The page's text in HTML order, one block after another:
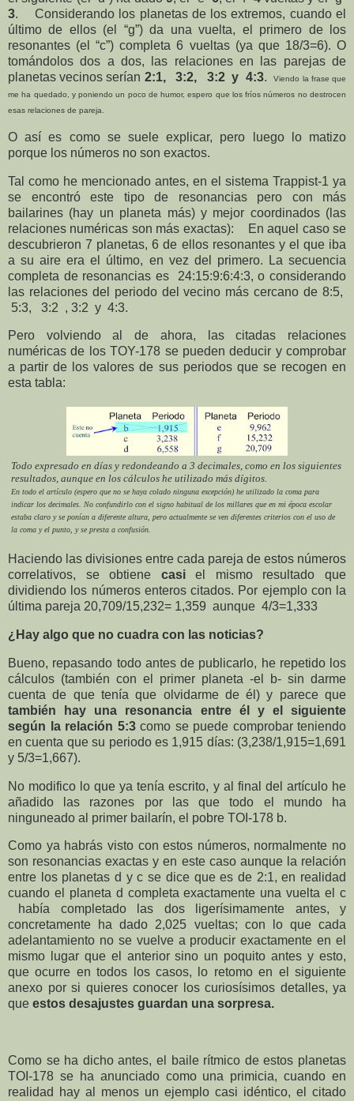
3. Considerando los planetas de los extremos, cuando el
último de ellos (el “g”) da una vuelta, el primero de los
resonantes (el “c”) completa 6 vueltas (ya que 18/3=6). O
tomándolos dos a dos, las relaciones en las parejas de
planetas vecinos serían 2:1, 3:2, 3:2 y 4:3.Viendo la frase que
me ha quedado, y poniendo un poco de humor, espero que los fríos números no destrocen
esas relaciones de pareja.
O así es como se suele explicar, pero luego lo matizo
porque los números no son exactos.
Tal como he mencionado antes, en el sistema Trappist-1 ya
se encontró este tipo de resonancias pero con más
bailarines (hay un planeta más) y mejor coordinados (las
relaciones numéricas son más exactas): En aquel caso se
descubrieron 7 planetas, 6 de ellos resonantes y el que iba
a su aire era el último, en vez del primero. La secuencia
completa de resonancias es
24:15:9:6:4:3, o considerando
las relaciones del periodo del vecino más cercano de 8:5,
5:3, 3:2 , 3:2 y 4:3.
Pero volviendo al de ahora, las citadas relaciones
numéricas de los TOY-178 se pueden deducir y comprobar
a partir de los valores de sus periodos que se recogen en
esta tabla:
Todo expresado en días y redondeando a 3 decimales, como en los siguientes
resultados, aunque en los cálculos he utilizado más dígitos.
En todo el artículo (espero que no se haya colado ninguna excepción) he utilizado la coma para
indicar los decimales. No confundirlo con el signo habitual de los millares que en mi época escolar
estaba claro y se ponían a diferente altura, pero actualmente se ven diferentes criterios con el uso de
la coma y el punto, y se presta a confusión.
Haciendo las divisiones entre cada pareja de estos números
correlativos, se obtiene casiel mismo resultado que
dividiendo los números enteros citados. Por ejemplo con la
última pareja 20,709/15,232= 1,359 aunque 4/3=1,333
¿Hay algo que no cuadra con las noticias?
Bueno, repasando todo antes de publicarlo, he repetido los
cálculos (también con el primer planeta -el b- sin darme
cuenta de que tenía que olvidarme de él) y parece que
también hay una resonancia entre él y el siguiente
según la relación 5:3como se puede comprobar teniendo
en cuenta que su periodo es 1,915 días: (3,238/1,915=1,691
y 5/3=1,667).
No modifico lo que ya tenía escrito, y al final del artículo he
añadido las razones por las que todo el mundo ha
ninguneado al primer bailarín, el pobre TOI-178 b.
Como ya habrás visto con estos números, normalmente no
son resonancias exactas y en este caso aunque la relación
entre los planetas d y c se dice que es de 2:1, en realidad
cuando el planeta d completa exactamente una vuelta el c
había completado
las dos
ligerísimamente antes, y
concretamente ha dado 2,025 vueltas; con lo que cada
adelantamiento no se vuelve a producir exactamente en el
mismo lugar que el anterior sino un poquito antes y esto,
que ocurre en todos los casos, lo retomo en el siguiente
anexo por si quieres conocer los curiosísimos detalles, ya
que estos desajustes guardan una sorpresa.
Como se ha dicho antes, el baile rítmico de estos planetas
TOI-178 se ha anunciado como una primicia, cuando en
realidad hay al menos un ejemplo casi idéntico, el citado